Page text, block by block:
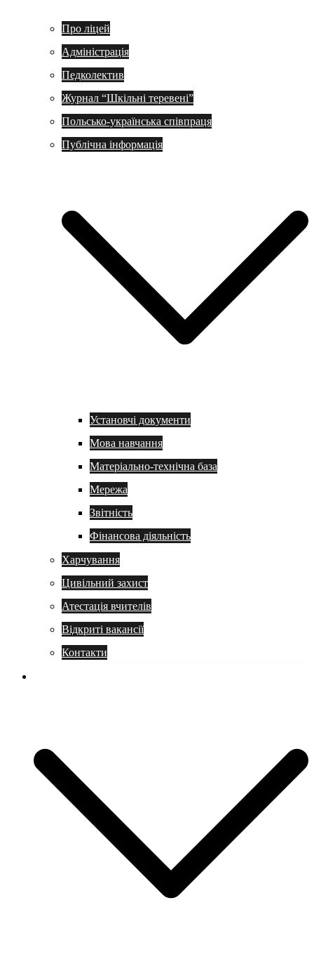
Про ліцей
Адміністрація
Педколектив
Журнал “Шкільні теревені”
Польсько-українська співпраця
Публічна інформація
Установчі документи
Мова навчання
Матеріально-технічна база
Мережа
Звітність
Фінансова діяльність
Харчування
Цивільний захист
Атестація вчителів
Відкриті вакансії
Контакти